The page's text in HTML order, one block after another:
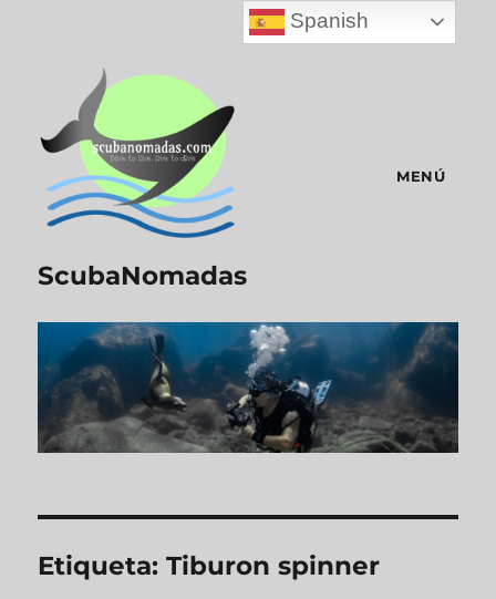
ScubaNomadas
MENÚ
Etiqueta:Tiburon spinner
Spanish